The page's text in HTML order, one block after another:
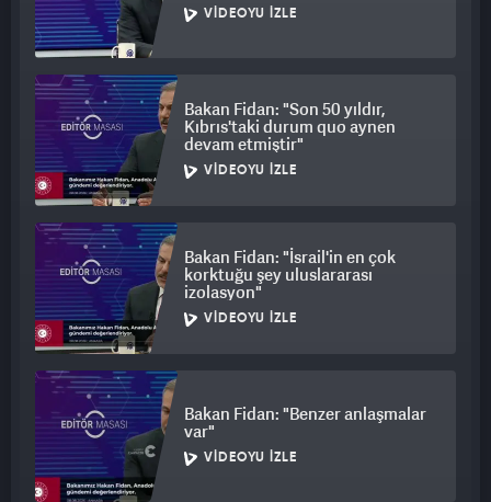
VIDEOYU İZLE
Bakan Fidan: "Son 50 yıldır,
Kıbrıs'taki durum quo aynen
devam etmiştir"
VIDEOYU İZLE
Bakan Fidan: "İsrail'in en çok
korktuğu şey uluslararası
izolasyon"
VIDEOYU İZLE
Bakan Fidan: "Benzer anlaşmalar
var"
VIDEOYU İZLE